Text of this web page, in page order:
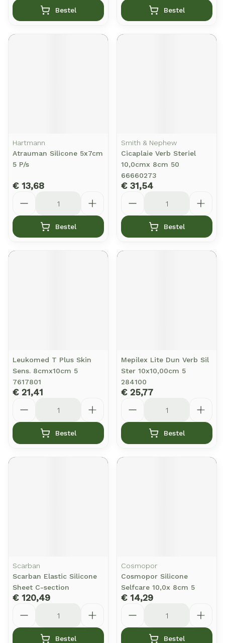
Bestel Bestel
Hartmann
Atrauman Silicone 5x7cm
5 P/s
€ 13,68
Bestel
Smith & Nephew
Cicaplaie Verb Steriel
10,0cmx 8cm 50
66660273
€ 31,54
Bestel
Leukomed T Plus Skin
Sens. 8cmx10cm 5
7617801
€ 21,41
Bestel
Mepilex Lite Dun Verb Sil
Ster 10x10,00cm 5
284100
€ 25,77
Bestel
Scarban
Scarban Elastic Silicone
Sheet C-section
€ 120,49
Bestel
Cosmopor
Cosmopor Silicone
Selfcare 10,0x 8cm 5
€ 14,29
Bestel